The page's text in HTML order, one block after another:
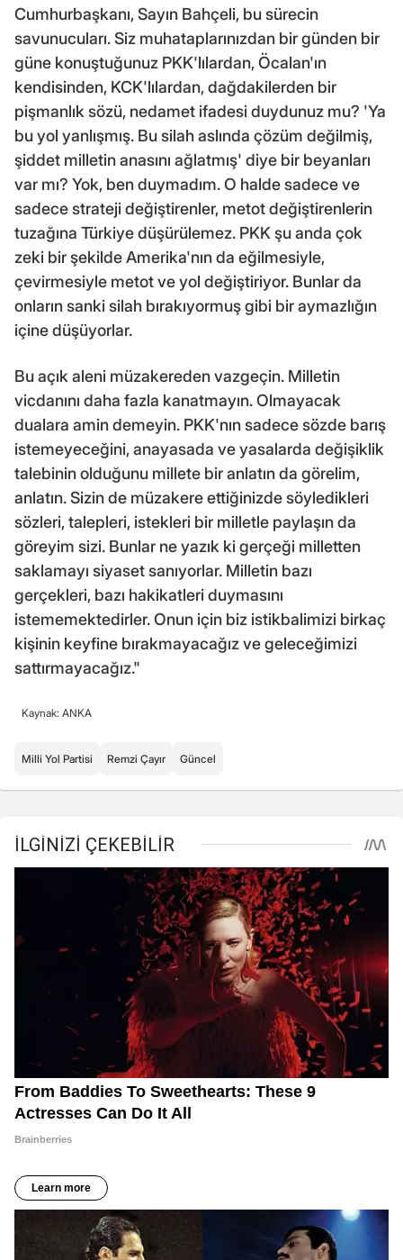
Cumhurbaşkanı, Sayın Bahçeli, bu sürecin
savunucuları. Siz muhataplarınızdan bir günden bir
güne konuştuğunuz PKK'lılardan, Öcalan'ın
kendisinden, KCK'lılardan, dağdakilerden bir
pişmanlık sözü, nedamet ifadesi duydunuz mu? 'Ya
bu yol yanlışmış. Bu silah aslında çözüm değilmiş,
şiddet milletin anasını ağlatmış' diye bir beyanları
var mı? Yok, ben duymadım. O halde sadece ve
sadece strateji değiştirenler, metot değiştirenlerin
tuzağına Türkiye düşürülemez. PKK şu anda çok
zeki bir şekilde Amerika'nın da eğilmesiyle,
çevirmesiyle metot ve yol değiştiriyor. Bunlar da
onların sanki silah bırakıyormuş gibi bir aymazlığın
içine düşüyorlar.
Bu açık aleni müzakereden vazgeçin. Milletin
vicdanını daha fazla kanatmayın. Olmayacak
dualara amin demeyin. PKK'nın sadece sözde barış
istemeyeceğini, anayasada ve yasalarda değişiklik
talebinin olduğunu millete bir anlatın da görelim,
anlatın. Sizin de müzakere ettiğinizde söyledikleri
sözleri, talepleri, istekleri bir milletle paylaşın da
göreyim sizi. Bunlar ne yazık ki gerçeği milletten
saklamayı siyaset sanıyorlar. Milletin bazı
gerçekleri, bazı hakikatleri duymasını
istememektedirler. Onun için biz istikbalimizi birkaç
kişinin keyfine bırakmayacağız ve geleceğimizi
sattırmayacağız."
Kaynak: ANKA
Milli Yol Partisi Remzi Çayır Güncel